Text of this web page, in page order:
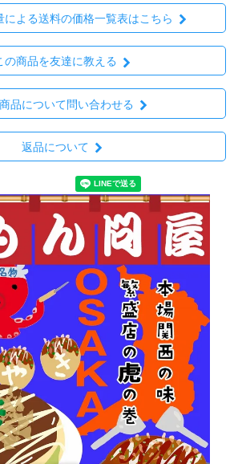
による送料の価格一覧表はこちら
の商品を友達に教える
品について問い合わせる
返品について